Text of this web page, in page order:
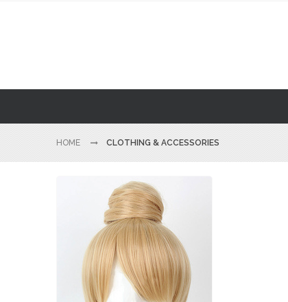
HOME CLOTHING & ACCESSORIES